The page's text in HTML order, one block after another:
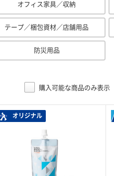
オフィス家具／収納
テープ／梱包資材／店舗用品
防災用品
購入可能な商品のみ表示
オリジナル